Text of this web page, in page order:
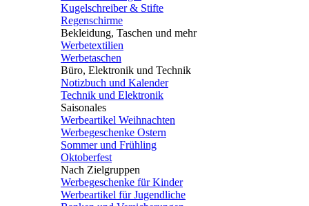
Kugelschreiber & Stifte
Regenschirme
Bekleidung, Taschen und mehr
Werbetextilien
Werbetaschen
Büro, Elektronik und Technik
Notizbuch und Kalender
Technik und Elektronik
Saisonales
Werbeartikel Weihnachten
Werbegeschenke Ostern
Sommer und Frühling
Oktoberfest
Nach Zielgruppen
Werbegeschenke für Kinder
Werbeartikel für Jugendliche